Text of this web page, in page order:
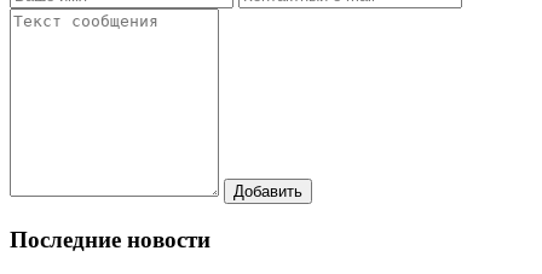
Последние новости